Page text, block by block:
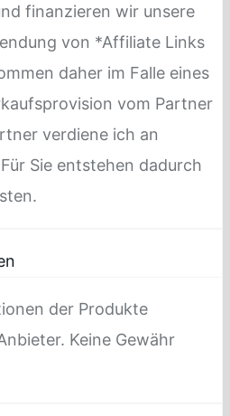
finanzieren wir unsere
von *Affiliate Links
daher im Falle eines
vom Partner
verdiene ich an
Sie entstehen dadurch
der Produkte
Keine Gewähr